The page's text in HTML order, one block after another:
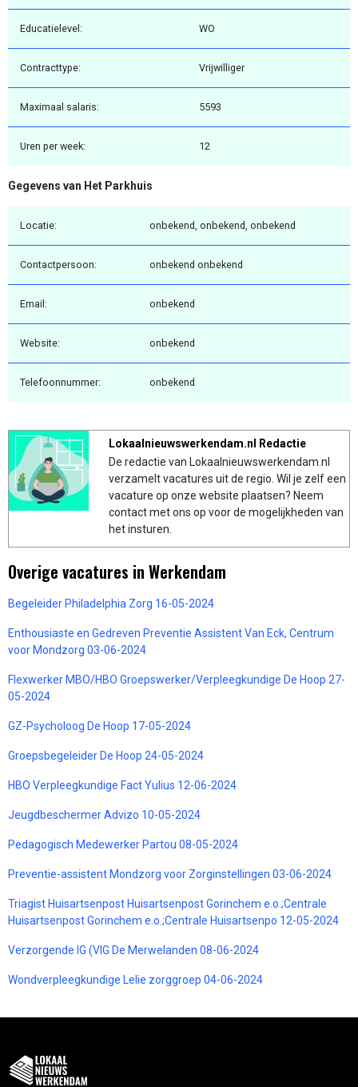
Educatielevel: WO
Contracttype: Vrijwilliger
Maximaal salaris: 5593
Uren per week: 12
Gegevens van Het Parkhuis
Locatie: onbekend, onbekend, onbekend
Contactpersoon: onbekend onbekend
Email: onbekend
Website: onbekend
Telefoonnummer: onbekend
Lokaalnieuwswerkendam.nl Redactie
De redactie van Lokaalnieuwswerkendam.nl
verzamelt vacatures uit de regio. Wil je zelf een
vacature op onze website plaatsen? Neem
contact met ons op voor de mogelijkheden van
het insturen.
Overige vacatures in Werkendam
Begeleider Philadelphia Zorg 16-05-2024
Enthousiaste en Gedreven Preventie Assistent Van Eck, Centrum
voor Mondzorg 03-06-2024
Flexwerker MBO/HBO Groepswerker/Verpleegkundige De Hoop 27-
05-2024
GZ-Psycholoog De Hoop 17-05-2024
Groepsbegeleider De Hoop 24-05-2024
HBO Verpleegkundige Fact Yulius 12-06-2024
Jeugdbeschermer Advizo 10-05-2024
Pedagogisch Medewerker Partou 08-05-2024
Preventie-assistent Mondzorg voor Zorginstellingen 03-06-2024
Triagist Huisartsenpost Huisartsenpost Gorinchem e.o.;Centrale
Huisartsenpost Gorinchem e.o.;Centrale Huisartsenpo 12-05-2024
Verzorgende IG (VIG De Merwelanden 08-06-2024
Wondverpleegkundige Lelie zorggroep 04-06-2024